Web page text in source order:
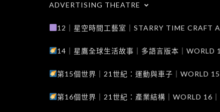
ADVERTISING THEATRE
12｜星空時間工藝室｜STARRY TIME CRAFT
14｜星鷹全球生活故事｜多語言版本｜
第15個世界｜21世紀：運動與車子｜WORLD
第16個世界｜21世紀：產業結構｜WORLD 16